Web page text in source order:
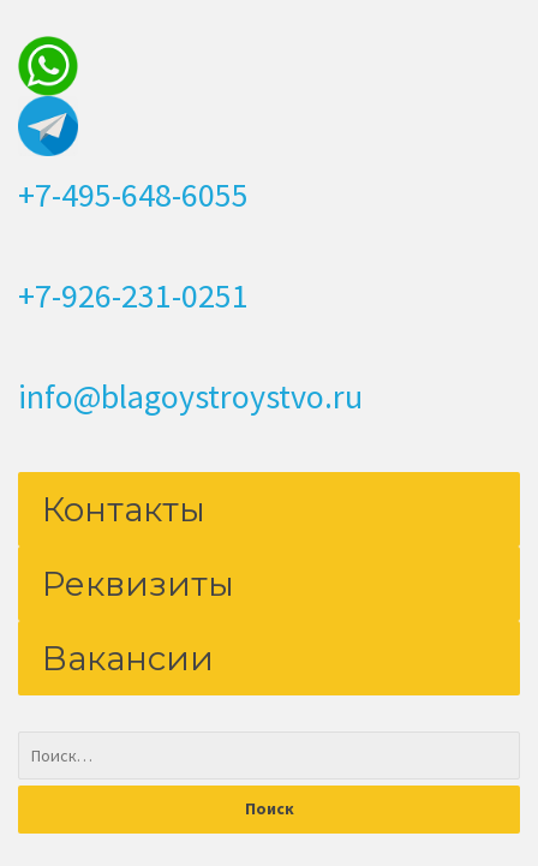
+7-495-648-6055
+7-926-231-0251
info@blagoystroystvo.ru
Контакты
Реквизиты
Вакансии